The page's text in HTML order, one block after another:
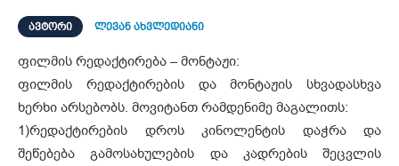
ᲐᲕᲢᲝᲠᲘ ლევან ახვლედიანი
ფილმის რედაქტირება – მონტაჟი:
ფილმის რედაქტირების და მონტაჟის სხვადასხვა
ხერხი არსებობს. მოვიტანთ რამდენიმე მაგალითს:
1)რედაქტირების დროს კინოლენტის დაჭრა და
შეწებება გამოსახულების და კადრების შეცვლის